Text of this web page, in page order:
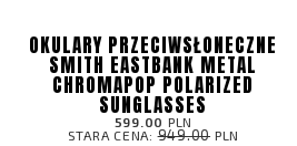
OKULARY PRZECIWSŁONECZNE
SMITH EASTBANK METAL
CHROMAPOP POLARIZED
SUNGLASSES
599.00 PLN
STARA CENA:949.00 PLN